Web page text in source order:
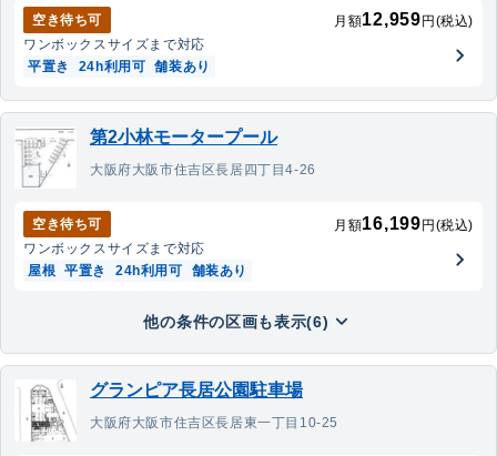
空き待ち可 月額12,959 円(税込)
ワンボックスサイズまで対応
平置き
24h利用可 舗装あり
第2小林モータープール
大阪府大阪市住吉区長居四丁目4-26
空き待ち可 月額16,199 円(税込)
ワンボックスサイズまで対応
屋根 平置き 24h利用可 舗装あり
他の条件の区画も表示(6)
グランピア長居公園駐車場
大阪府大阪市住吉区長居東一丁目10-25